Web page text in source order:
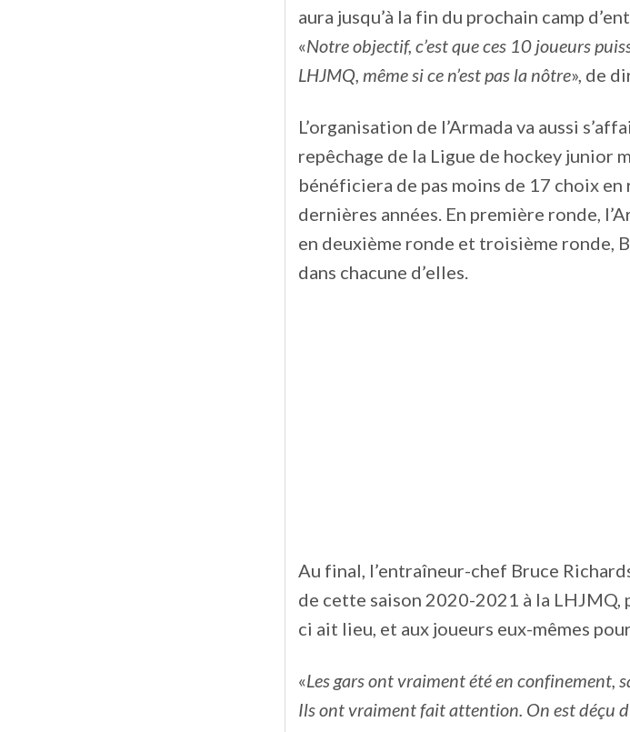
aura jusqu’à la fin du prochain camp
«Notre objectif, c’est que ces 10 joueurs
LHJMQ, même si ce n’est pas la nôtre», de
L’organisation de l’Armada va aussi
repêchage de la Ligue de hockey junior
bénéficiera de pas moins de 17 choix en
dernières années. En première ronde,
en deuxième ronde et troisième ronde,
dans chacune d’elles.
Au final, l’entraîneur-chef Bruce
de cette saison 2020-2021 à la LHJMQ,
ci ait lieu, et aux joueurs eux-mêmes
«Les gars ont vraiment été en confinement,
Ils ont vraiment fait attention. On est déçu